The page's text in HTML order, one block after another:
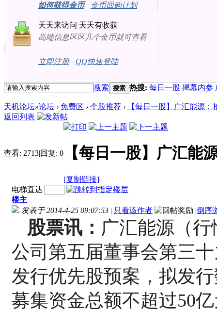
如何获得金币- 金币回购计划
天天来访问 天天有收获
高端信息区区几个金币就可查看
立即注册- QQ快速登陆
搜索 搜索 热搜: 每日一股 揭幕内参
天机论坛»论坛 › 免费区 › 个股推荐 ›
【每日一股】广汇能源
返回列表
查看: 2713|回复: 0 【每日一股】广汇能
[复制链接]
电梯直达
楼主
发表于 2014-4-25 09:07:53 | 只看该作者 |倒序
股票讯： 广汇能源（
公司第五届董事会第三
发行优先股预案，拟发
募集资金总额不超过50